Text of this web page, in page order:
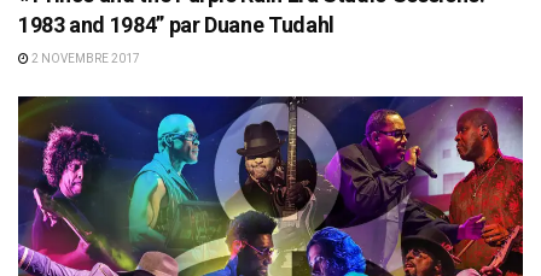
1983 and 1984” par Duane Tudahl
2 NOVEMBRE 2017